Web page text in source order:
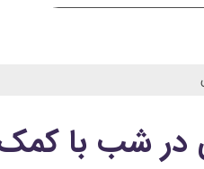
در شب با